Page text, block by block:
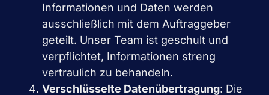
Informationen und Daten werden
ausschließlich mit dem Auftraggeber
geteilt. Unser Team ist geschult und
verpflichtet, Informationen streng
vertraulich zu behandeln.
Verschlüsselte Datenübertragung: Die